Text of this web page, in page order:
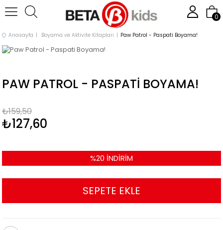
0
Anasayfa Boyama ve Aktivite Kitapları Paw Patrol - Paspati Boyama!
PAW PATROL - PASPATI BOYAMA!
₺159,50
₺127,60
%20 İNDIRIM